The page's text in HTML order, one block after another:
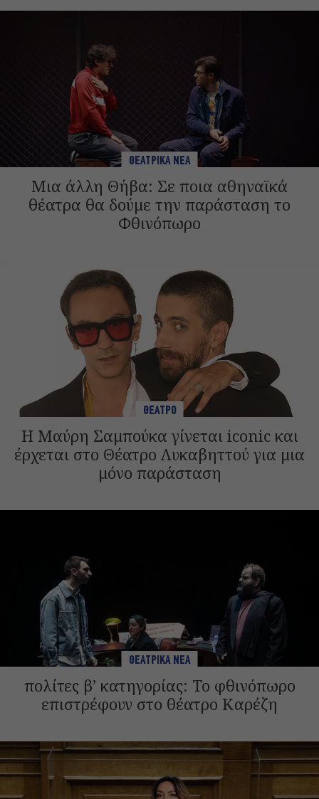
ΘΕΑΤΡΙΚΑ ΝΕΑ
Μια άλλη Θήβα: Σε ποια αθηναϊκά
θέατρα θα δούμε την παράσταση το
Φθινόπωρο
ΘΕΑΤΡΟ
Η Μαύρη Σαμπούκα γίνεται iconic και
έρχεται στο Θέατρο Λυκαβηττού για μια
μόνο παράσταση
ΘΕΑΤΡΙΚΑ ΝΕΑ
πολίτες β’ κατηγορίας: Το φθινόπωρο
επιστρέφουν στο θέατρο Καρέζη